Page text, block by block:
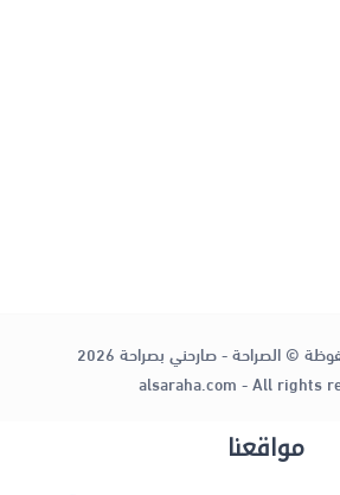
© الصراحة - صارحني بصراحة 2026
alsaraha.com - All rights